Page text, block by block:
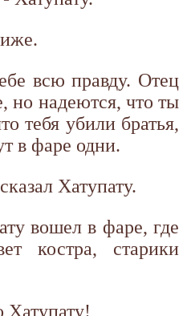
всю правду. Отец
но надеются, что ты
тебя убили братья,
в фаре одни.
Хатупату.
вошел в фаре, где
костра, старики
Хатупату!